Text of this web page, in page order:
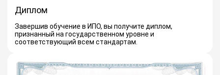
Диплом
Завершив обучение в ИПО, вы получите диплом,
признанный на государственном уровне и
соответствующий всем стандартам.